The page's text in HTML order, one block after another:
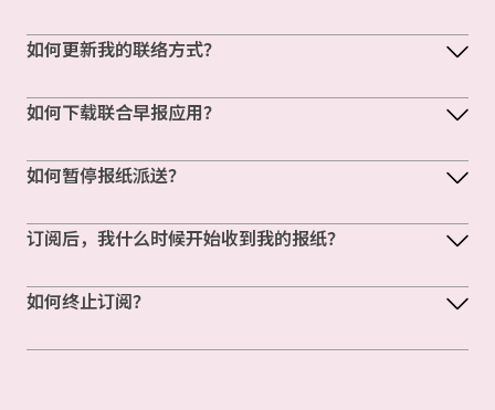
如何更新我的联络方式？
如何下载联合早报应用？
如何暂停报纸派送？
订阅后，我什么时候开始收到我的报纸？
如何终止订阅？